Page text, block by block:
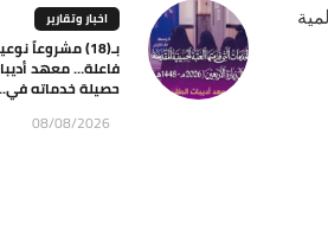
اخبار وتقارير
فاعلة… معهد
حصيلة خدماته
08/08/2026